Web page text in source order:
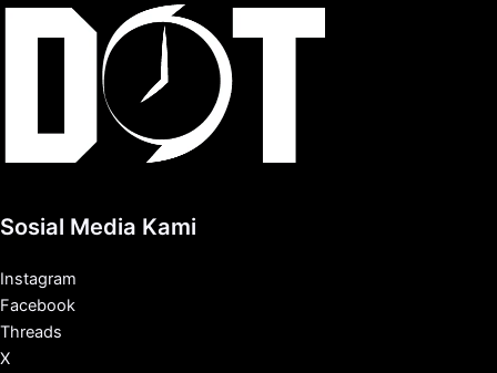
Sosial Media Kami
Instagram
Facebook
Threads
X